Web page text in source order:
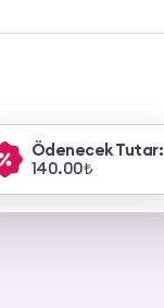
Ödenecek Tutar:
140.00₺